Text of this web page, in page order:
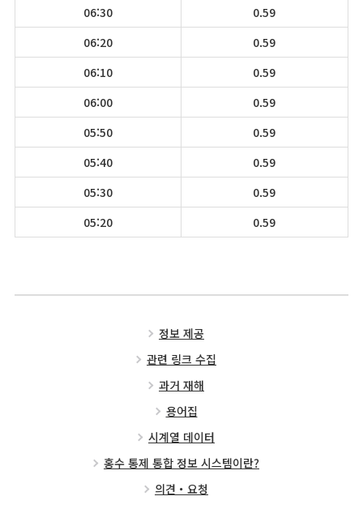
06:30
0.59
06:20
0.59
06:10
0.59
06:00
0.59
05:50
0.59
05:40
0.59
05:30
0.59
05:20
0.59
정보 제공
관련 링크 수집
과거 재해
용어집
시계열 데이터
홍수 통제 통합 정보 시스템이란?
의견・요청